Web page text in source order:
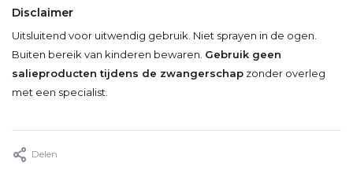
Disclaimer
Uitsluitend voor uitwendig gebruik. Niet sprayen in de ogen.
Buiten bereik van kinderen bewaren. Gebruik geen
salieproducten tijdens de zwangerschap zonder overleg
met een specialist.
Delen